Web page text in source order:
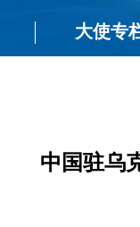
大使专
中国驻乌